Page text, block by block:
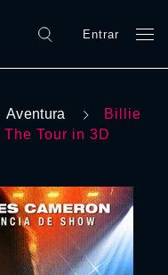
Entrar
Aventura
Billie
Tour in 3D